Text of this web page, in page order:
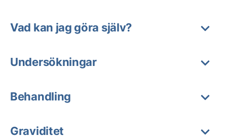
Vad kan jag göra själv?
Undersökningar
Behandling
Graviditet